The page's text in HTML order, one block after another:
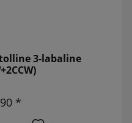
3-labaline
*